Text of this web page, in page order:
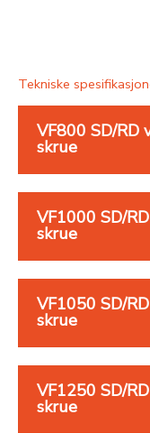
Tekniske
VF800 SD/RD
skrue
VF1000 SD/
skrue
VF1050 SD/
skrue
VF1250 SD/
skrue